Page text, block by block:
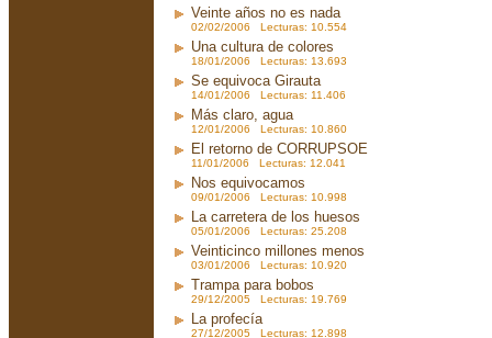
Veinte años no es nada
02/02/2006 Lecturas: 10.554
Una cultura de colores
18/01/2006 Lecturas: 13.693
Se equivoca Girauta
14/01/2006 Lecturas: 11.406
Más claro, agua
12/01/2006 Lecturas: 10.860
El retorno de CORRUPSOE
11/01/2006 Lecturas: 12.041
Nos equivocamos
09/01/2006 Lecturas: 10.998
La carretera de los huesos
05/01/2006 Lecturas: 25.208
Veinticinco millones menos
03/01/2006 Lecturas: 10.920
Trampa para bobos
29/12/2005 Lecturas: 19.769
La profecía
27/12/2005 Lecturas: 12.898